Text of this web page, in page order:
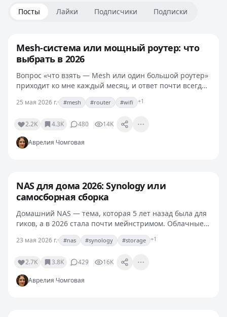
Посты Лайки Подписчики Подписки
Mesh-система или мощный роутер: что
выбрать в 2026
Вопрос «что взять — Mesh или один большой роутер»
приходит ко мне каждый месяц, и ответ почти всегда
«зависит от твоей квартиры». Звучит как отговорка, но
это правда. Я меняла домашнюю Wi-Fi систему…
25 мая 2026 г.· #mesh #router #wifi +1
2.2K 4.3K 480 14K
Аврелия Чомговая
NAS для дома 2026: Synology или
самосборная сборка
Домашний NAS — тема, которая 5 лет назад была для
гиков, а в 2026 стала почти мейнстримом. Облачные
сервисы дорожают (Google One, iCloud+ за последний
год выросли на 30-40% в РФ), а гигабайты…
23 мая 2026 г.· #nas #synology #storage +1
2.7K 3.8K 429 16K
Аврелия Чомговая